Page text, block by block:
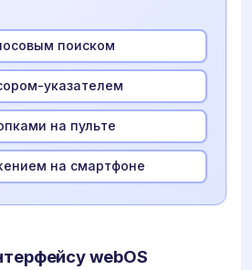
поиском
указателем
на пульте
на смартфоне
webOS